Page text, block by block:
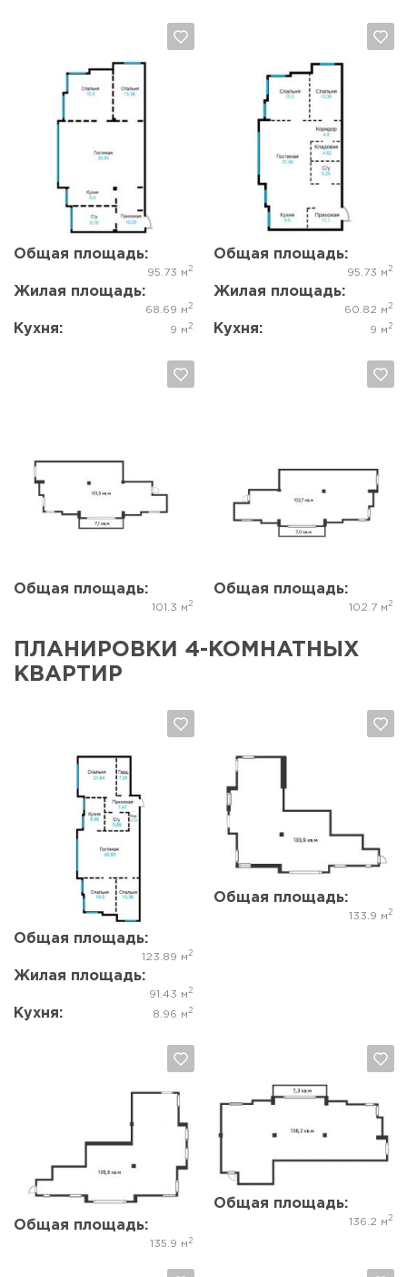
Общая площадь:
95.73 м 2
Жилая площадь:
68.69 м 2
Кухня: 9 м 2
Отмена
Общая площадь:
95.73 м 2
Жилая площадь:
60.82 м 2
Кухня: 9 м 2
Общая площадь:
101.3 м 2
Да, удалить
Общая площадь:
102.7 м 2
Да, удалить Отмена
ПЛАНИРОВКИ 4-КОМНАТНЫХ
КВАРТИР
Общая площадь:
123.89 м 2
Жилая площадь:
91.43 м 2
Кухня: 8.96 м 2
Общая площадь:
133.9 м 2
Да, удалить Отмена
Общая площадь:
135.9 м 2
Общая площадь:
136.2 м 2